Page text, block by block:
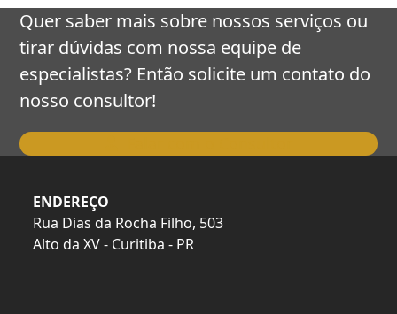
carousel
navigation
buttons
Quer saber mais sobre nossos serviços ou
tirar dúvidas com nossa equipe de
especialistas? Então solicite um contato do
nosso consultor!
ENDEREÇO
Rua Dias da Rocha Filho, 503
Alto da XV - Curitiba - PR